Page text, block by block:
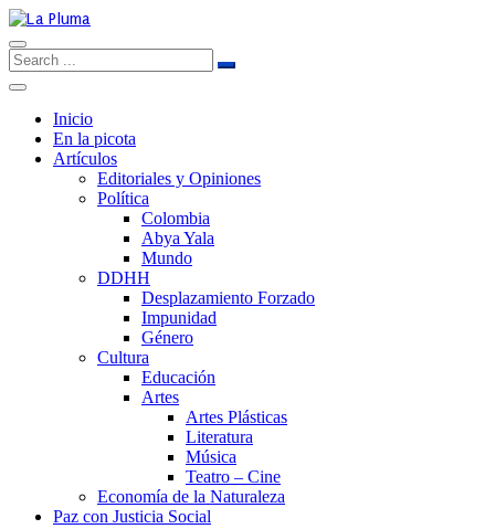
Inicio
En la picota
Artículos
Editoriales y Opiniones
Política
Colombia
Abya Yala
Mundo
DDHH
Desplazamiento Forzado
Impunidad
Género
Cultura
Educación
Artes
Artes Plásticas
Literatura
Música
Teatro – Cine
Economía de la Naturaleza
Paz con Justicia Social